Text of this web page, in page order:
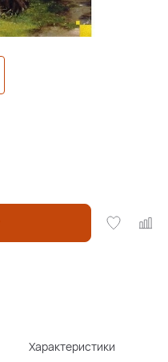
Характеристики